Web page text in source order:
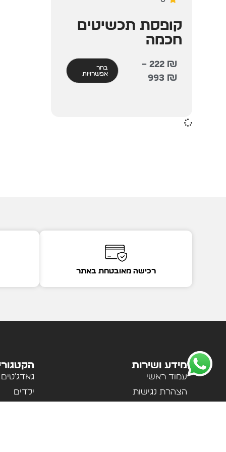
קופסת תכשיטים
חכמה
222 ₪
–
993 ₪
בחר
אפשרויות
רכישה מאובטחת באתר
מידע ושירות
עמוד ראשי
הצהרת נגישות
גאדג'טים
ילדים